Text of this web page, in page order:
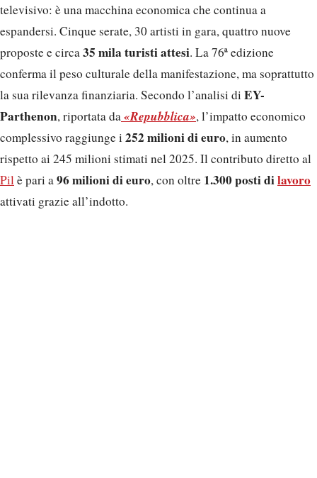
televisivo: è una macchina economica che continua a
espandersi. Cinque serate, 30 artisti in gara, quattro nuove
proposte e circa35 mila turisti attesi. La 76ª edizione
conferma il peso culturale della manifestazione, ma soprattutto
la sua rilevanza finanziaria. Secondo l’analisi di EY-
Parthenon, riportata da«Repubblica», l’impatto economico
complessivo raggiunge i 252 milioni di euro, in aumento
rispetto ai 245 milioni stimati nel 2025. Il contributo diretto al
Pilè pari a96 milioni di euro, con oltre 1.300 posti dilavoro
attivati grazie all’indotto.